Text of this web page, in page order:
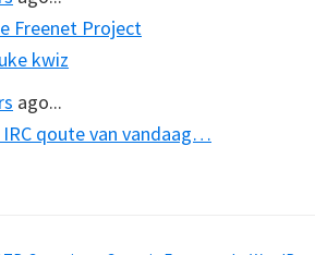
Freenet Project
kwiz
ago...
IRC qoute van vandaag…